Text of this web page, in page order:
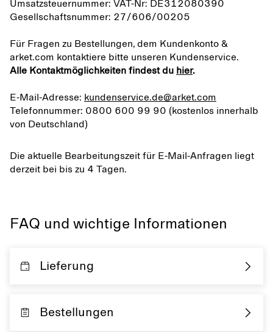
Umsatzsteuernummer: VAT-Nr: DE312080390
Gesellschaftsnummer: 27/606/00205
Für Fragen zu Bestellungen, dem Kundenkonto &
arket.com kontaktiere bitte unseren Kundenservice.
Alle Kontaktmöglichkeiten findest du hier.
E-Mail-Adresse: kundenservice.de@arket.com
Telefonnummer: 0800 600 99 90 (kostenlos innerhalb
von Deutschland)
Die aktuelle Bearbeitungszeit für E-Mail-Anfragen liegt
derzeit bei bis zu 4 Tagen.
FAQ und wichtige Informationen
Lieferung
Bestellungen